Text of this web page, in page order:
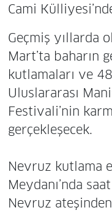
Cami
Geçmiş yıllarda
Mart’ta baharın
kutlamaları ve
Uluslararası
Festivali’nin
gerçekleşecek.
Nevruz kutlama
Meydanı’nda
Nevruz